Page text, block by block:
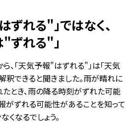
ずれる"」ではなく、
"ずれる"」
、「天気予報"はずれる"」は「天気
釈できると聞きました。雨が晴れに
とき、雨の降る時刻がずれた可能
がずれる可能性があることを知って
くなるでしょう。